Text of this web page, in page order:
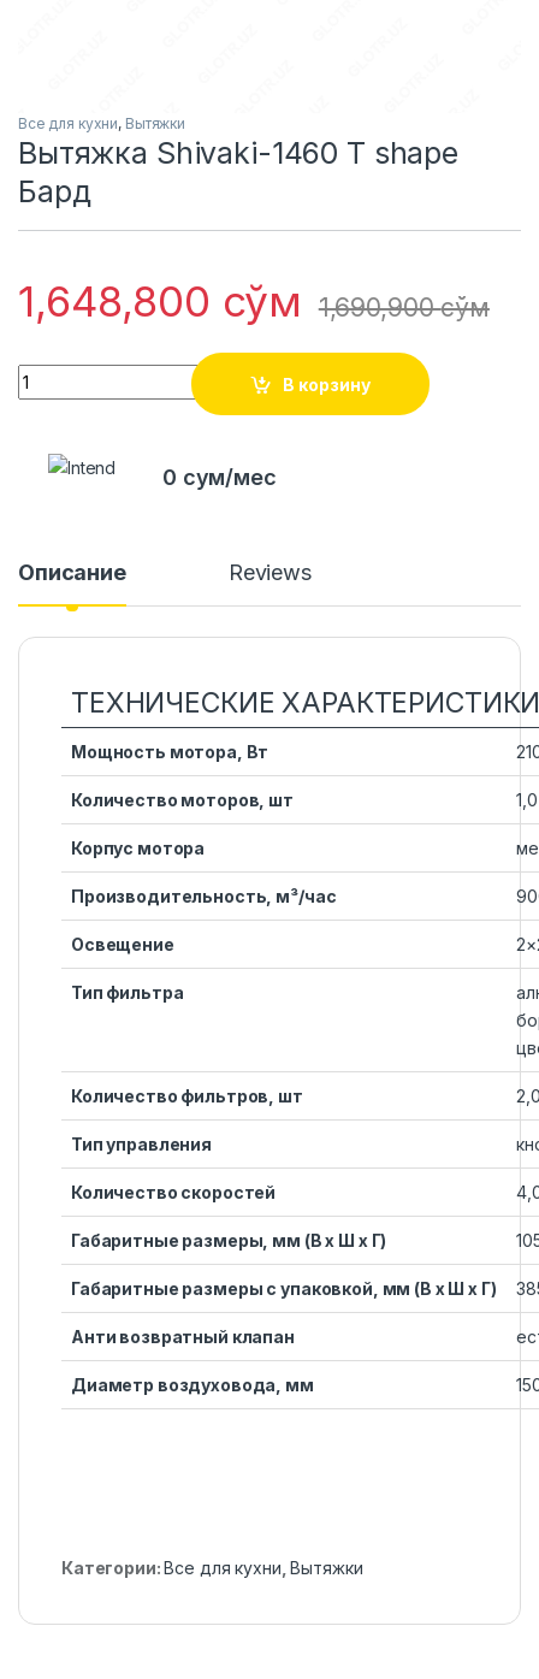
Все для кухни, Вытяжки
Вытяжка Shivaki-1460 T shape
Бард
1,648,800 сўм 1,690,900сўм
Quantity
В корзину
0 сум/мес
Описание Reviews
ТЕХНИЧЕСКИЕ
Мощность мотора, Вт
Количество моторов, шт 1,0
Корпус мотора
Производительность, м³/час
Освещение
Тип фильтра
Количество фильтров, шт
Тип управления
Количество скоростей
Габаритные размеры, мм (В х Ш х Г)
Габаритные размеры с упаковкой, мм (В х Ш х Г)
Анти возвратный клапан
Диаметр воздуховода, мм
Категории:Все для кухни ,Вытяжки